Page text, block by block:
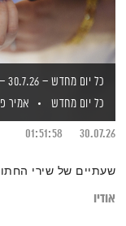
כל יום מחדש – 30.7.26 – ספיישל שירי חתונה – חלק ב'
כל יום מחדש
אמיר
30.07.26
01:51:58
שעתיים של שירי
אודיו